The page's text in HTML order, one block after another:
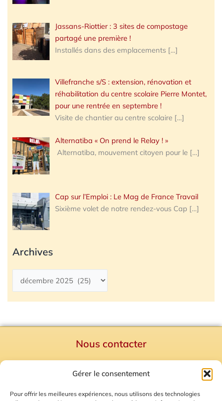
Gérer le consentement
Pour offrir les meilleures expériences, nous utilisons des technologies
Jassans-Riottier : 3 sites de compostage
partagé une première !
Installés dans des emplacements […]
Villefranche s/S : extension, rénovation et
réhabilitation du centre scolaire Pierre Montet,
pour une rentrée en septembre !
Visite de chantier au centre scolaire […]
Alternatiba « On prend le Relay ! »
Alternatiba, mouvement citoyen pour le […]
Cap sur l’Emploi : Le Mag de France Travail
Sixième volet de notre rendez-vous Cap […]
Archives
Nous contacter
Mentions Légales
Plan du site